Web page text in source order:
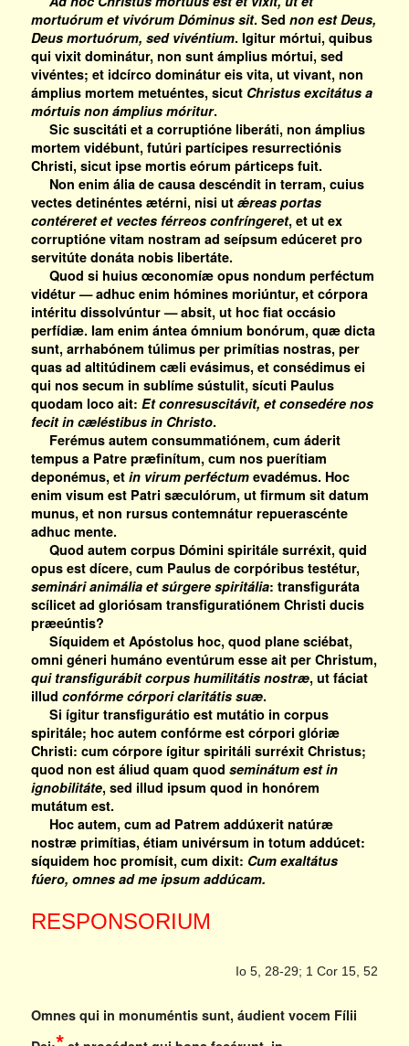
mortuórum et vivórum Dóminus sit. Sed non est Deus,
Deus mortuórum, sed vivéntium. Igitur mórtui, quibus
qui vixit dominátur, non sunt ámplius mórtui, sed
vivéntes; et idcírco dominátur eis vita, ut vivant, non
ámplius mortem metuéntes, sicut Christus excitátus a
mórtuis non ámplius móritur.
Sic suscitáti et a corruptióne liberáti, non ámplius
mortem vidébunt, futúri partícipes resurrectiónis
Christi, sicut ipse mortis eórum párticeps fuit.
Non enim ália de causa descéndit in terram, cuius
vectes detinéntes ætérni, nisi ut ǽreas portas
contéreret et vectes férreos confríngeret, et ut ex
corruptióne vitam nostram ad seípsum edúceret pro
servitúte donáta nobis libertáte.
Quod si huius œconomíæ opus nondum perféctum
vidétur — adhuc enim hómines moriúntur, et córpora
intéritu dissolvúntur — absit, ut hoc fiat occásio
perfídiæ. Iam enim ántea ómnium bonórum, quæ dicta
sunt, arrhabónem túlimus per primítias nostras, per
quas ad altitúdinem cæli evásimus, et consédimus ei
qui nos secum in sublíme sústulit, sícuti Paulus
quodam loco ait: Et conresuscitávit, et consedére nos
fecit in cæléstibus in Christo.
Ferémus autem consummatiónem, cum áderit
tempus a Patre præfinítum, cum nos puerítiam
deponémus, et in virum perféctumevadémus. Hoc
enim visum est Patri sæculórum, ut firmum sit datum
munus, et non rursus contemnátur repuerascénte
adhuc mente.
Quod autem corpus Dómini spiritále surréxit, quid
opus est dícere, cum Paulus de corpóribus testétur,
seminári animália et súrgere spiritália: transfiguráta
scílicet ad gloriósam transfiguratiónem Christi ducis
præeúntis?
Síquidem et Apóstolus hoc, quod plane sciébat,
omni géneri humáno eventúrum esse ait per Christum,
qui transfigurábit corpus humilitátis nostræ, ut fáciat
illud confórme córpori claritátis suæ.
Si ígitur transfigurátio est mutátio in corpus
spiritále; hoc autem confórme est córpori glóriæ
Christi: cum córpore ígitur spiritáli surréxit Christus;
quod non est áliud quam quod seminátum est in
ignobilitáte, sed illud ipsum quod in honórem
mutátum est.
Hoc autem, cum ad Patrem addúxerit natúræ
nostræ primítias, étiam univérsum in totum addúcet:
síquidem hoc promísit, cum dixit: Cum exaltátus
fúero, omnes ad me ipsum addúcam.
RESPONSORIUM
Io 5, 28-29; 1 Cor 15, 52
Omnes qui in monuméntis sunt, áudient vocem Fílii